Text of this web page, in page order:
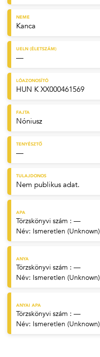
NEME
Kanca
UELN (ÉLETSZÁM)
—
LÓAZONOSÍTÓ
HUN K XX000461569
FAJTA
Nóniusz
TENYÉSZTŐ
—
TULAJDONOS
Nem publikus adat.
APA
Törzskönyvi szám : —
Név: Ismeretlen (Unknown)
ANYA
Törzskönyvi szám : —
Név: Ismeretlen (Unknown)
ANYAI APA
Törzskönyvi szám : —
Név: Ismeretlen (Unknown)